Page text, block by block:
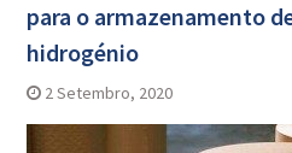
para o armazenamento
hidrogénio
2 Setembro, 2020